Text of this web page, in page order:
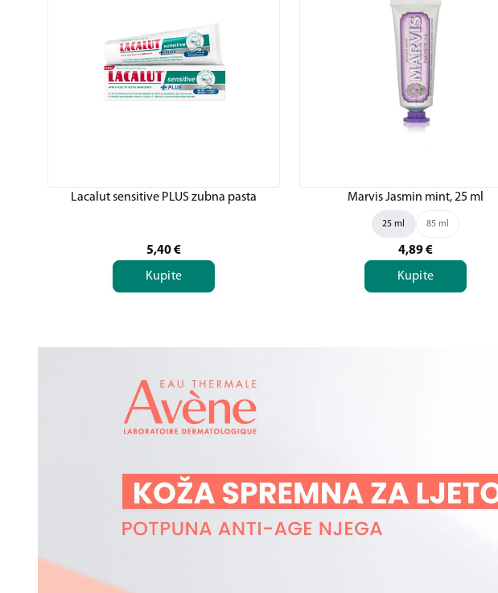
Lacalut sensitive PLUS zubna pasta
5,40€
Kupite
Marvis Jasmin mint, 25 ml
25 ml 85 ml
4,89€
Kupite